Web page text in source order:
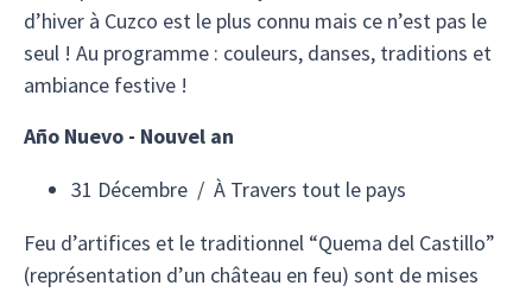
d’hiver à Cuzco est le plus connu mais ce n’est pas le
seul ! Au programme : couleurs, danses, traditions et
ambiance festive !
Año Nuevo - Nouvel an
31 Décembre / À Travers tout le pays
Feu d’artifices et le traditionnel “Quema del Castillo”
(représentation d’un château en feu) sont de mises